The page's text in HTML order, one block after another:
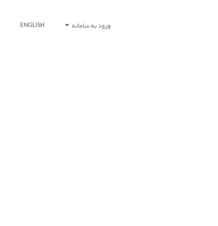
ورود به سامانه ENGLISH